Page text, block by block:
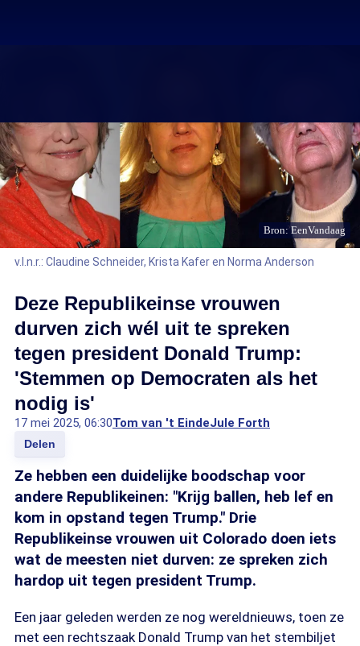
Bron: EenVandaag
v.l.n.r.: Claudine Schneider, Krista Kafer en Norma Anderson
Deze Republikeinse vrouwen
durven zich wél uit te spreken
tegen president Donald Trump:
'Stemmen op Democraten als het
nodig is'
17 mei 2025, 06:30Tom van 't EindeJule Forth
Delen
Ze hebben een duidelijke boodschap voor
andere Republikeinen: "Krijg ballen, heb lef en
kom in opstand tegen Trump." Drie
Republikeinse vrouwen uit Colorado doen iets
wat de meesten niet durven: ze spreken zich
hardop uit tegen president Trump.
Een jaar geleden werden ze nog wereldnieuws, toen ze
met een rechtszaak Donald Trump van het stembiljet